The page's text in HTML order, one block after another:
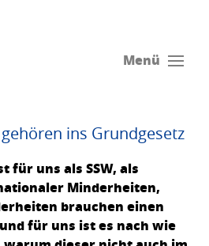
Menü
ins Grundgesetz
für uns als SSW, als
Minderheiten,
brauchen einen
für uns ist es nach wie